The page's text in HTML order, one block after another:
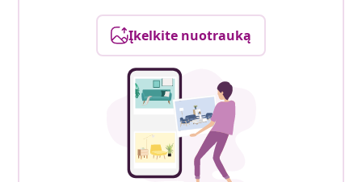
Įkelkite nuotrauką